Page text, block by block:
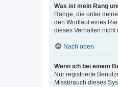
Was ist mein Rang
Ränge, die unter
den Wortlaut eines
dieses Verhalten
Nach oben
Wenn ich bei einem
Nur registrierte
Missbrauch dieses